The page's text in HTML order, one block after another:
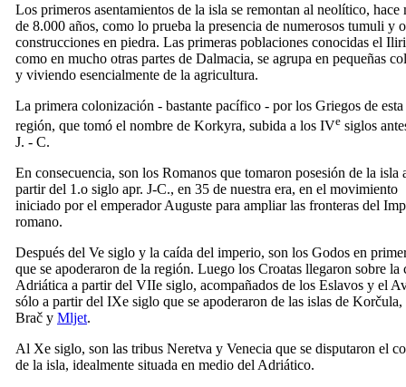
Los primeros asentamientos de la isla se remontan al neolítico, hace
de 8.000 años, como lo prueba la presencia de numerosos tumuli y
construcciones en piedra. Las primeras poblaciones conocidas el
como en mucho otras partes de Dalmacia, se agrupa en pequeñas
y viviendo esencialmente de la agricultura.
La primera colonización - bastante pacífico - por los Griegos de esta
región, que tomó el nombre de Korkyra, subida a los IVe siglos
J. - C.
En consecuencia, son los Romanos que tomaron posesión de la isla
partir del 1.o siglo apr. J-C., en 35 de nuestra era, en el movimiento
iniciado por el emperador Auguste para ampliar las fronteras del
romano.
Después del Ve siglo y la caída del imperio, son los Godos en
que se apoderaron de la región. Luego los Croatas llegaron sobre la
Adriática a partir del VIIe siglo, acompañados de los Eslavos y el
sólo a partir del IXe siglo que se apoderaron de las islas de
Brač y Mljet.
Al Xe siglo, son las tribus Neretva y Venecia que se disputaron el
de la isla, idealmente situada en medio del Adriático.